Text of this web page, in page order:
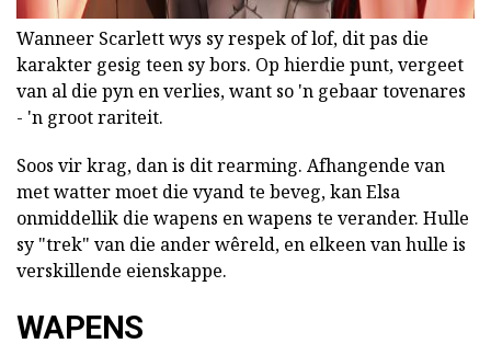
Wanneer Scarlett wys sy respek of lof, dit pas die
karakter gesig teen sy bors. Op hierdie punt, vergeet
van al die pyn en verlies, want so 'n gebaar tovenares
- 'n groot rariteit.
Soos vir krag, dan is dit rearming. Afhangende van
met watter moet die vyand te beveg, kan Elsa
onmiddellik die wapens en wapens te verander. Hulle
sy "trek" van die ander wêreld, en elkeen van hulle is
verskillende eienskappe.
WAPENS